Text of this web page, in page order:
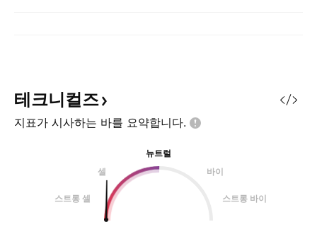
테크니컬즈
지표가 시사하는 바를 요약합니다.
뉴트럴
셀
바이
스트롱 셀 스트롱 바이